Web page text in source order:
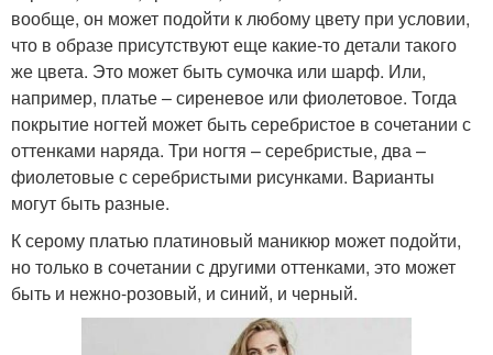
вообще, он может подойти к любому цвету при условии,
что в образе присутствуют еще какие-то детали такого
же цвета. Это может быть сумочка или шарф. Или,
например, платье – сиреневое или фиолетовое. Тогда
покрытие ногтей может быть серебристое в сочетании с
оттенками наряда. Три ногтя – серебристые, два –
фиолетовые с серебристыми рисунками. Варианты
могут быть разные.
К серому платью платиновый маникюр может подойти,
но только в сочетании с другими оттенками, это может
быть и нежно-розовый, и синий, и черный.